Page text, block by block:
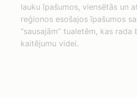
lauku īpašumos, viensētās un
reģionos esošajos īpašumos
“sausajām” tualetēm, kas rada
kaitējumu videi.